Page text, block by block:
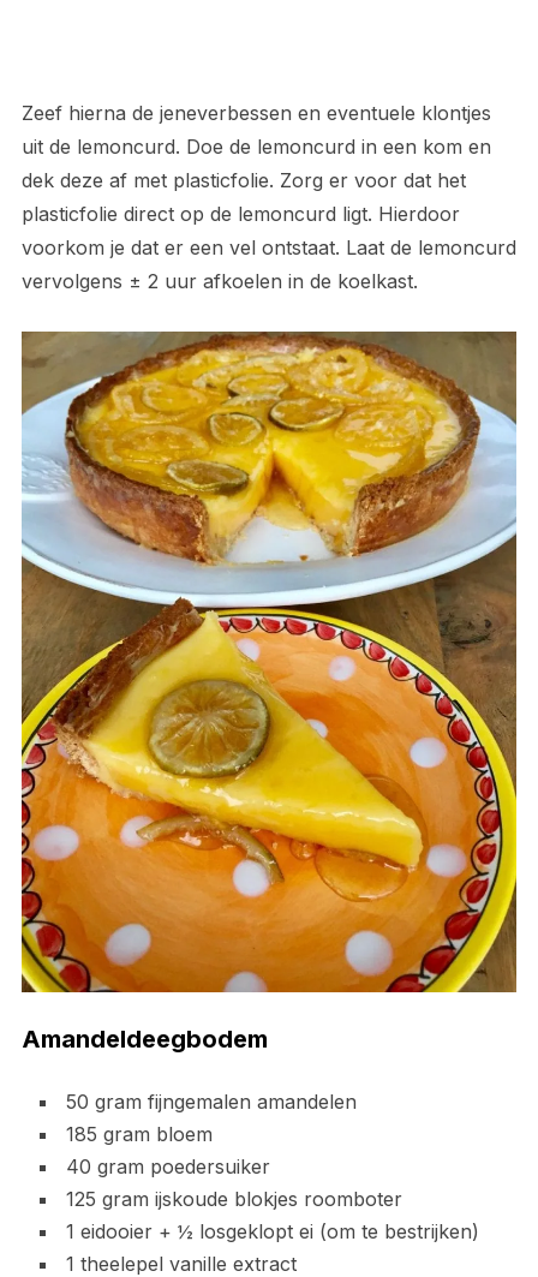
Zeef hierna de jeneverbessen en eventuele klontjes
uit de lemoncurd. Doe de lemoncurd in een kom en
dek deze af met plasticfolie. Zorg er voor dat het
plasticfolie direct op de lemoncurd ligt. Hierdoor
voorkom je dat er een vel ontstaat. Laat de lemoncurd
vervolgens ± 2 uur afkoelen in de koelkast.
Amandeldeegbodem
50 gram fijngemalen amandelen
185 gram bloem
40 gram poedersuiker
125 gram ijskoude blokjes roomboter
1 eidooier + ½ losgeklopt ei (om te bestrijken)
1 theelepel vanille extract